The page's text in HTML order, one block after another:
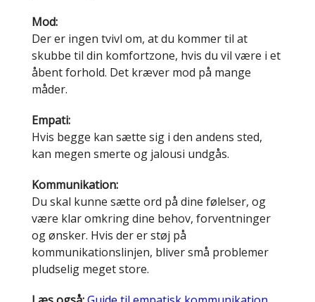
Mod:
Der er ingen tvivl om, at du kommer til at
skubbe til din komfortzone, hvis du vil være i et
åbent forhold. Det kræver mod på mange
måder.
Empati:
Hvis begge kan sætte sig i den andens sted,
kan megen smerte og jalousi undgås.
Kommunikation:
Du skal kunne sætte ord på dine følelser, og
være klar omkring dine behov, forventninger
og ønsker. Hvis der er støj på
kommunikationslinjen, bliver små problemer
pludselig meget store.